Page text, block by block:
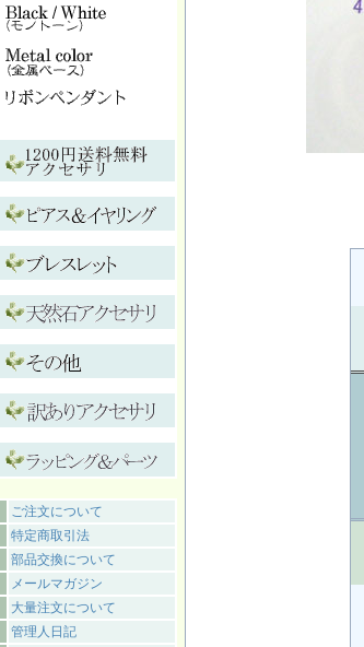
ご注文について
特定商取引法
部品交換について
メールマガジン
大量注文について
管理人日記